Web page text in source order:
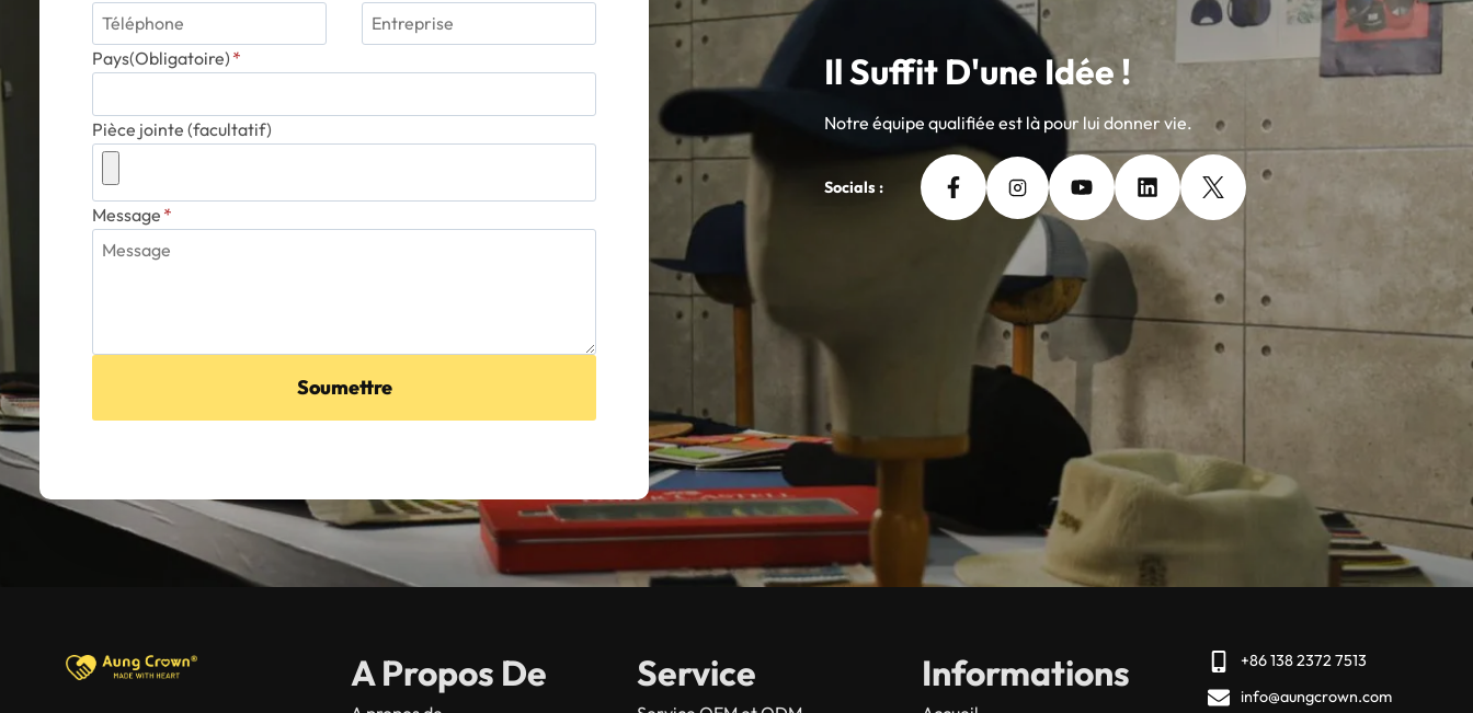
Pays(Obligatoire) *
Pièce jointe (facultatif)
Message *
Soumettre
Il Suffit D'une Idée !
Notre équipe qualifiée est là pour lui donner vie.
Socials :
A Propos De Service Informations
+86 138 2372 7513
info@aungcrown.com